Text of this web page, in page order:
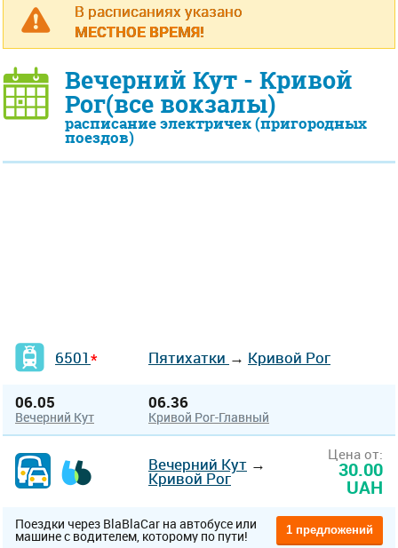
В расписаниях указано
МЕСТНОЕ ВРЕМЯ!
Вечерний Кут - Кривой
Рог(все вокзалы)
расписание электричек (пригородных
поездов)
6501* Пятихатки → Кривой Рог
06.05
Вечерний Кут
06.36
Кривой Рог-Главный
Вечерний Кут →
Кривой Рог
Цена от:
30.00
UAH
Поездки через BlaBlaCar на автобусе или
машине с водителем, которому по пути! 1 предложений